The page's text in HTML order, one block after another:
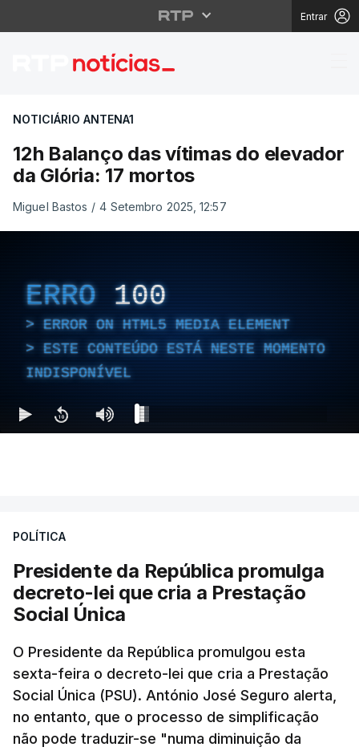
Entrar
12h Balanço das
NOTICIÁRIO ANTENA1
12h Balanço das vítimas do elevador
da Glória: 17 mortos
Miguel Bastos / 4 Setembro 2025, 12:57
ERRO 100
ERROR ON HTML5 MEDIA ELEMENT
ESTE CONTEÚDO ESTÁ NESTE MOMENTO
INDISPONÍVEL
POLÍTICA
Presidente da República promulga
decreto-lei que cria a Prestação
Social Única
O Presidente da República promulgou esta
sexta-feira o decreto-lei que cria a Prestação
Social Única (PSU). António José Seguro alerta,
no entanto, que o processo de simplificação
não pode traduzir-se "numa diminuição da